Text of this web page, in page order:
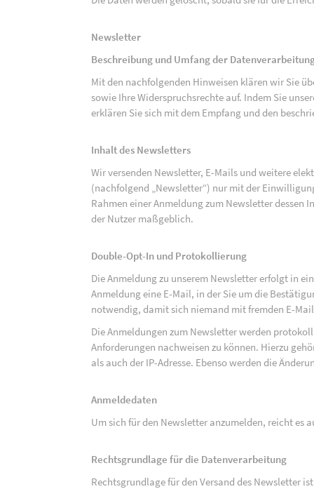
Newsletter
Beschreibung und Umfang der
Mit den nachfolgenden Hinweisen klären wir Sie
sowie Ihre Widerspruchsrechte auf. Indem Sie
erklären Sie sich mit dem Empfang und den
Inhalt des Newsletters
Wir versenden Newsletter, E-Mails und weitere
(nachfolgend „Newsletter“) nur mit der
Rahmen einer Anmeldung zum Newsletter
der Nutzer maßgeblich.
Double-Opt-In und Protokollierung
Die Anmeldung zu unserem Newsletter erfolgt in
Anmeldung eine E-Mail, in der Sie um die
notwendig, damit sich niemand mit fremden E-
Die Anmeldungen zum Newsletter werden
Anforderungen nachweisen zu können. Hierzu
als auch der IP-Adresse. Ebenso werden die
Anmeldedaten
Um sich für den Newsletter anzumelden, reicht es
Rechtsgrundlage für die Datenverarbeitung
Rechtsgrundlage für den Versand des Newsletter ist